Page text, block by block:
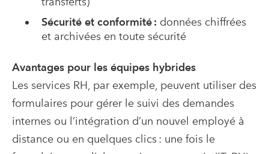
Sécurité et conformité : données chiffrées
et archivées en toute sécurité
Avantages pour les équipes hybrides
Les services RH, par exemple, peuvent utiliser des
formulaires pour gérer le suivi des demandes
internes ou l’intégration d’un nouvel employé à
distance ou en quelques clics : une fois le